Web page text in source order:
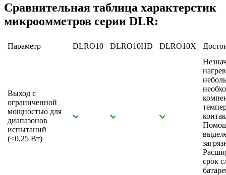
Сравнительная таблица характерстик
микроомметров серии DLR:
Параметр DLRO10 DLRO10HD DLRO10X
Выход с
ограниченной
мощностью для
диапазонов
испытаний
(<0,25 Вт)
срок